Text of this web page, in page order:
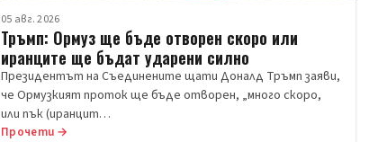
05 авг. 2026
Тръмп: Ормуз ще бъде отворен скоро или
иранците ще бъдат ударени силно
Президентът на Съединените щати Доналд Тръмп заяви,
че Ормузкият проток ще бъде отворен, „много скоро,
или пък (иранцит…
Прочети →